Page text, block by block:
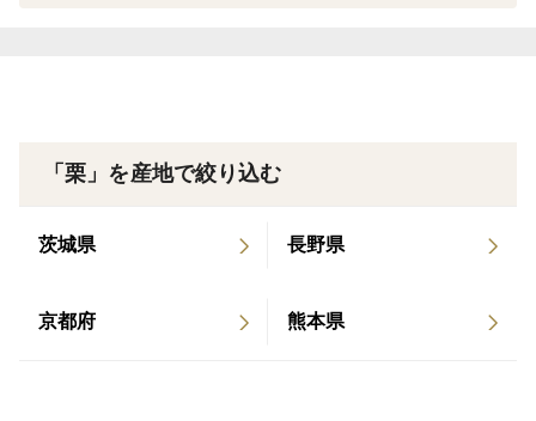
ださい「栗」を産地で絞り込む
茨城県 長野県
京都府 熊本県